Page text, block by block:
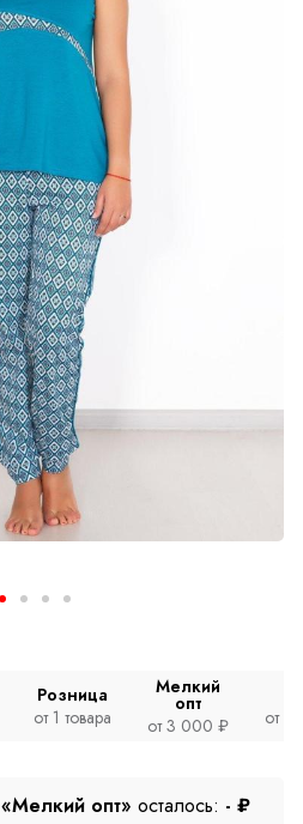
Розница
от 1 товара
Мелкий
опт
от 3 000 ₽
от
«Мелкий опт» осталось: - ₽